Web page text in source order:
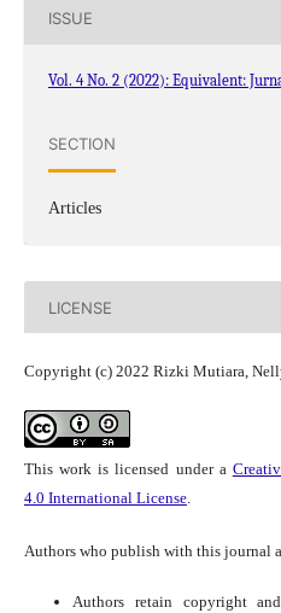
ISSUE
Vol. 4 No. 2 (2022): Equivalent:
SECTION
Articles
LICENSE
Copyright (c) 2022 Rizki Mutiara,
This work is licensed under a
4.0 International License.
Authors who publish with this journal
Authors retain copyright